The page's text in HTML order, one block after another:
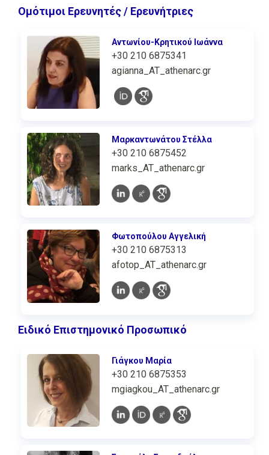
Ομότιμοι Ερευνητές / Ερευνήτριες
Αντωνίου-Κρητικού Ιωάννα
+30 210 6875341
agianna_AT_athenarc.gr
Μαρκαντωνάτου Στέλλα
+30 210 6875452
marks_AT_athenarc.gr
Φωτοπούλου Αγγελική
+30 210 6875313
afotop_AT_athenarc.gr
Ειδικό Επιστημονικό Προσωπικό
Γιάγκου Μαρία
+30 210 6875353
mgiagkou_AT_athenarc.gr